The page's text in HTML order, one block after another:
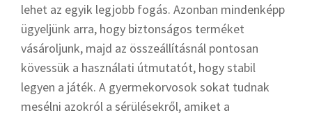
lehet az egyik legjobb fogás. Azonban mindenképp
ügyeljünk arra, hogy biztonságos terméket
vásároljunk, majd az összeállításnál pontosan
kövessük a használati útmutatót, hogy stabil
legyen a játék. A gyermekorvosok sokat tudnak
mesélni azokról a sérülésekről, amiket a